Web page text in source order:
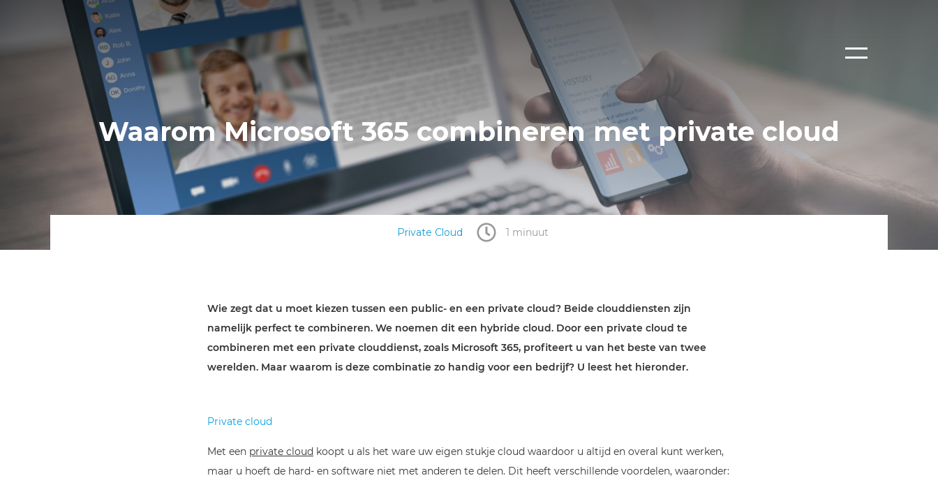
Waarom Microsoft 365 combineren met private cloud
Private Cloud 1 minuut
Wie zegt dat u moet kiezen tussen een public- en een private cloud? Beide clouddiensten zijn
namelijk perfect te combineren. We noemen dit een hybride cloud. Door een private cloud te
combineren met een private clouddienst, zoals Microsoft 365, profiteert u van het beste van twee
werelden. Maar waarom is deze combinatie zo handig voor een bedrijf? U leest het hieronder.
Private cloud
Met een private cloud koopt u als het ware uw eigen stukje cloud waardoor u altijd en overal kunt werken,
maar u hoeft de hard- en software niet met anderen te delen. Dit heeft verschillende voordelen, waaronder: